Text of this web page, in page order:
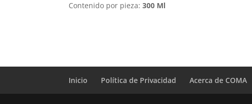
Contenido por pieza:300 Ml
Inicio Política de Privacidad Acerca de COMA